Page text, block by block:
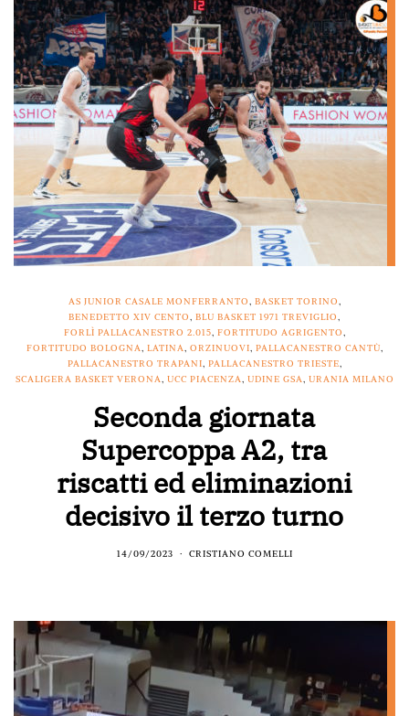
AS JUNIOR CASALE MONFERRANTO, BASKET TORINO,
BENEDETTO XIV CENTO, BLU BASKET 1971 TREVIGLIO,
FORLÌ PALLACANESTRO 2.015, FORTITUDO AGRIGENTO,
FORTITUDO BOLOGNA, LATINA, ORZINUOVI, PALLACANESTRO CANTÙ,
PALLACANESTRO TRAPANI, PALLACANESTRO TRIESTE,
SCALIGERA BASKET VERONA, UCC PIACENZA, UDINE GSA, URANIA MILANO
Seconda giornata
Supercoppa A2, tra
riscatti ed eliminazioni
decisivo il terzo turno
14/09/2023 CRISTIANO COMELLI